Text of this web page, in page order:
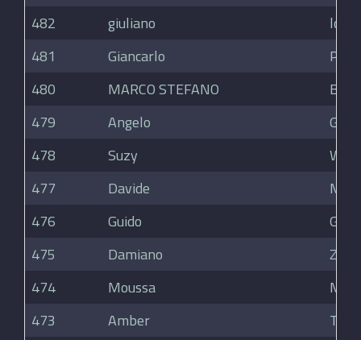
482
giuliano
lodi
481
Giancarlo
480
MARCO STEFANO
479
Angelo
Galli
478
Suzy
477
Davide
476
Guido
475
Damiano
474
Moussa
473
Amber